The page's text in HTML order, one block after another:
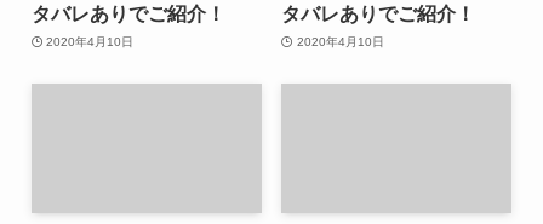
タバレありでご紹介！
2020年4月10日
タバレありでご紹介！
2020年4月10日